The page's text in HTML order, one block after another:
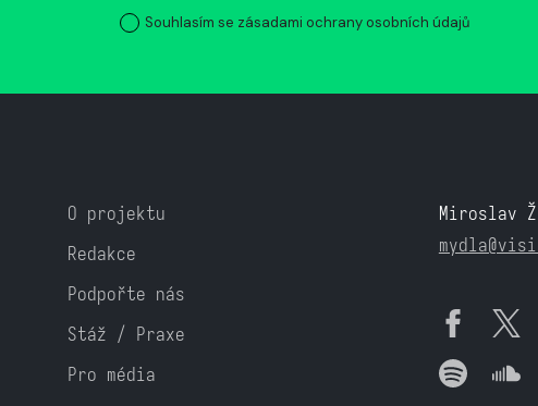
Souhlasím se zásadami ochrany osobních údajů
O projektu
Redakce
Podpořte nás
Stáž / Praxe
Pro média
Miroslav